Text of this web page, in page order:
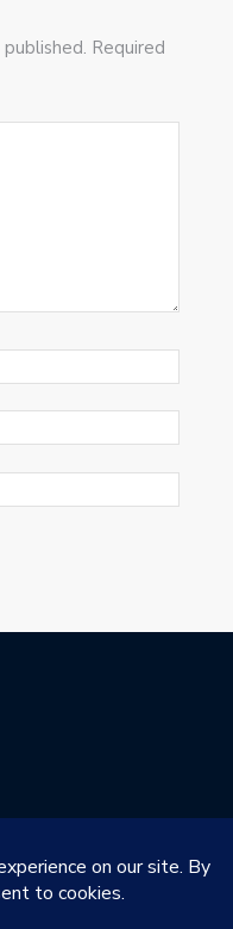
Required